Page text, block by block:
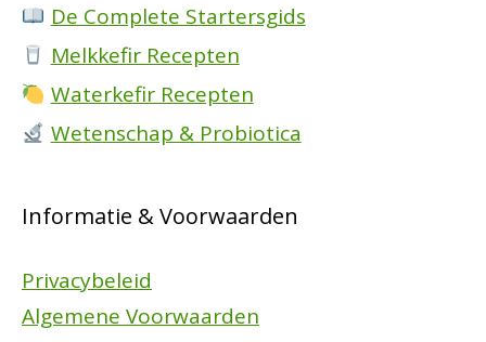
De Complete Startersgids
Melkkefir Recepten
Waterkefir Recepten
Wetenschap & Probiotica
Informatie & Voorwaarden
Privacybeleid
Algemene Voorwaarden